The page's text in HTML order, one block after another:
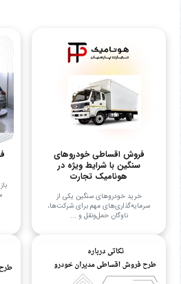
فروش اقساطی خودروهای
سنگین با شرایط ویژه در
هونامیک تجارت
خرید خودروهای سنگین یکی از
سرمایه‌گذاری‌های مهم برای شرکت‌ها،
ناوگان حمل‌ونقل و ...